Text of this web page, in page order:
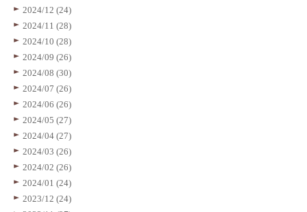
2024/12 (24)
2024/11 (28)
2024/10 (28)
2024/09 (26)
2024/08 (30)
2024/07 (26)
2024/06 (26)
2024/05 (27)
2024/04 (27)
2024/03 (26)
2024/02 (26)
2024/01 (24)
2023/12 (24)